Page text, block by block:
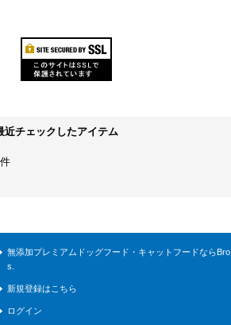
近チェックしたアイテム
無添加プレミアムドッグフード・キャットフードならBro
s.
新規登録はこちら
ログイン